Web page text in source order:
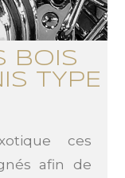
bois
TYPE
ces
afin de